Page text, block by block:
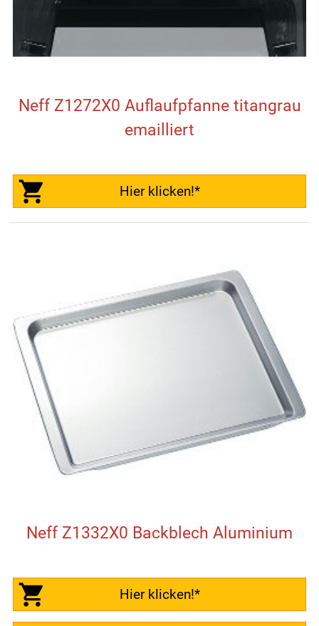
Neff Z1272X0 Auflaufpfanne titangrau
emailliert
Hier klicken!*
Neff Z1332X0 Backblech Aluminium
Hier klicken!*